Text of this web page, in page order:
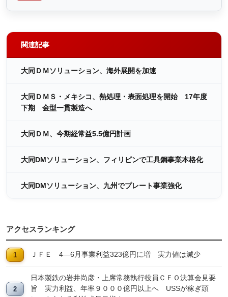
関連記事
大同ＤＭソリューション、海外展開を加速
大同ＤＭＳ・メキシコ、熱処理・表面処理を開始 17年度
下期 金型一貫製造へ
大同ＤＭ、今期経常益5.5億円計画
大同DMソリューション、フィリピンで工具鋼事業本格化
大同DMソリューション、九州でプレート事業強化
アクセスランキング
ＪＦＥ 4―6月事業利益323億円に増 実力値は減少
日本製鉄の岩井尚彦・上席常務執行役員ＣＦＯ決算会見要
旨 実力利益、年率９０００億円以上へ USSが稼ぎ頭